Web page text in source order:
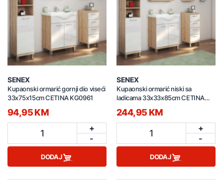
SENEX
Kupaonski ormarić gornji dio viseći
33x75x15cm CETINA KG0961
94,95 KM
1
+
-
DODAJ
SENEX
Kupaonski ormarić niski sa
ladicama 33x33x85cm CETINA
KG0960
244,95 KM
1
+
-
DODAJ